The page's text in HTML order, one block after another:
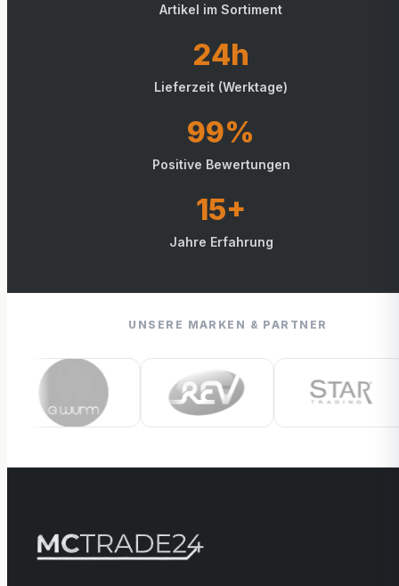
Artikel im Sortiment
24h
Lieferzeit (Werktage)
99%
Positive Bewertungen
15+
Jahre Erfahrung
UNSERE MARKEN & PARTNER